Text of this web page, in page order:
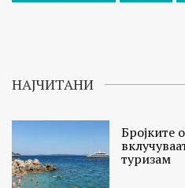
НАЈЧИТАНИ
Бројките
туризам